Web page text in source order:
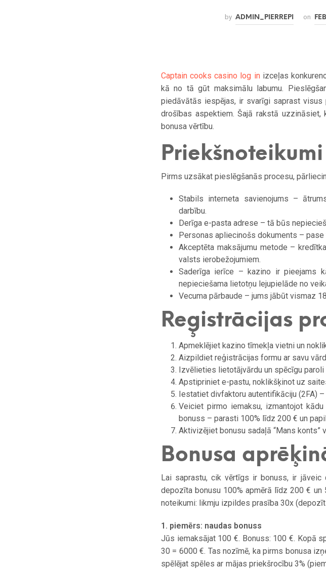
by ADMIN_PIERREPI on
Captain cooks casino log inizceļas
kā no tā gūt maksimālu labumu.
piedāvātās iespējas, ir svarīgi saprast
drošības aspektiem. Šajā rakstā
bonusa vērtību.
Priekšnoteikumi
Pirms uzsākat pieslēgšanās procesu,
Stabils interneta savienojums –
darbību.
Derīga e-pasta adrese – tā būs
Personas apliecinošs dokuments –
Akceptēta maksājumu metode –
valsts ierobežojumiem.
Saderīga ierīce – kazino ir pieejams
nepieciešama lietotņu lejupielāde no
Vecuma pārbaude – jums jābūt vismaz
Reģistrācijas
Apmeklējiet kazino tīmekļa vietni un
Aizpildiet reģistrācijas formu ar savu
Izvēlieties lietotājvārdu un spēcīgu
Apstipriniet e-pastu, noklikšķinot uz
Iestatiet divfaktoru autentifikāciju (2FA)
Veiciet pirmo iemaksu, izmantojot
bonuss – parasti 100% līdz 200 € un
Aktivizējiet bonusu sadaļā “Mans
Bonusa
Lai saprastu, cik vērtīgs ir bonuss, ir jāveic
depozīta bonusu 100% apmērā līdz 200 €
noteikumi: likmju izpildes prasība 30x
1. piemērs: naudas bonuss
Jūs iemaksājat 100 €. Bonuss: 100 €. Kopā
30 = 6000 €. Tas nozīmē, ka pirms bonusa
spēlējat spēles ar mājas priekšrocību 3%